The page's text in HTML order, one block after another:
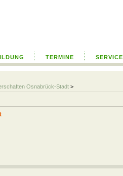
TERMINE SERVICE
Osnabrück-Stadt >